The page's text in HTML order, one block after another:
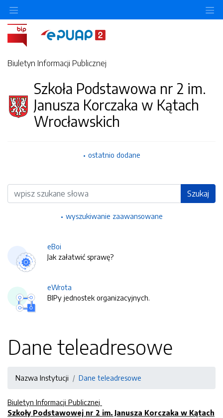
Biuletyn Informacji Publicznej
Szkoła Podstawowa nr 2 im.
Janusza Korczaka w Kątach
Wrocławskich
ostatnio dodane
Wyszukiwarka Szukaj
wyszukiwanie zaawansowane
eBoi
Jak załatwić sprawę?
eWrota
BIPy jednostek organizacyjnych.
Dane teleadresowe
Nazwa Instytucji Dane teleadresowe
Biuletyn Informacji Publicznej
Szkoły Podstawowej nr 2 im. Janusza Korczaka w Kątach